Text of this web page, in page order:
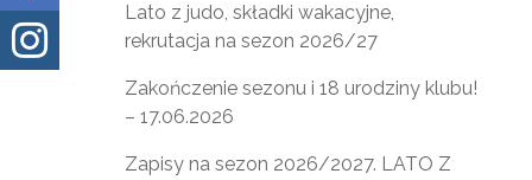

Lato z judo, składki wakacyjne,
rekrutacja na sezon 2026/27
Zakończenie sezonu i 18 urodziny klubu!
– 17.06.2026
Zapisy na sezon 2026/2027. LATO Z